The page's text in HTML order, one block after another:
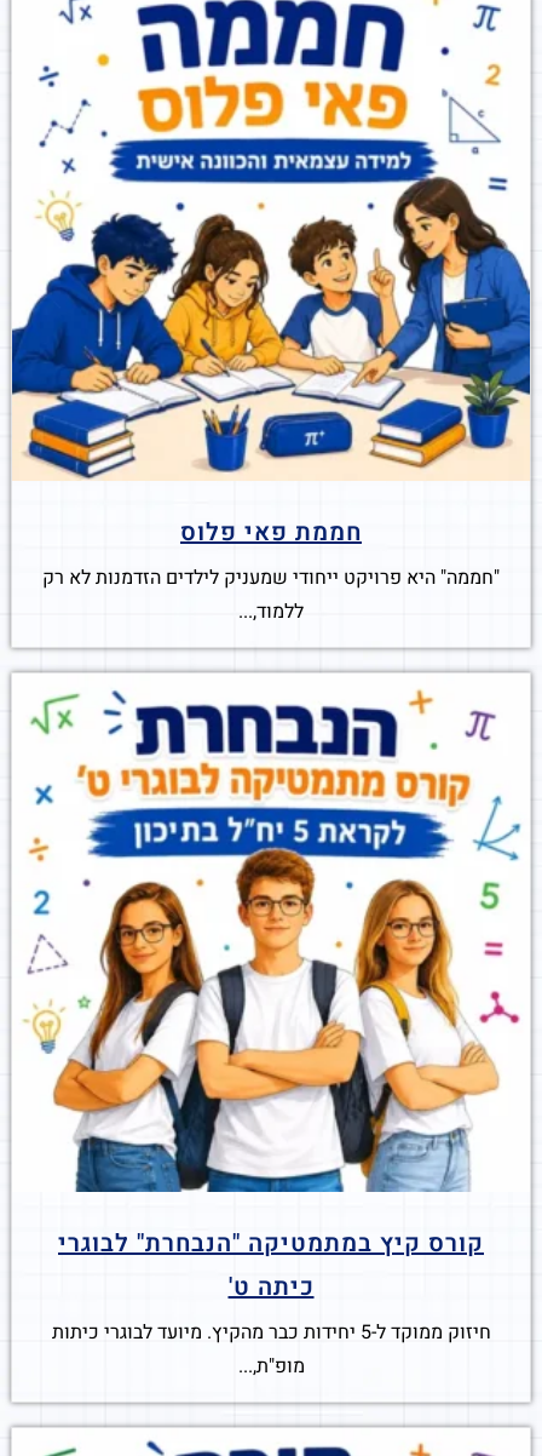
חממת פאי פלוס
"חממה" היא פרויקט ייחודי שמעניק לילדים הזדמנות לא רק
ללמוד,...
קורס קיץ במתמטיקה "הנבחרת" לבוגרי
כיתה ט'
חיזוק ממוקד ל-5 יחידות כבר מהקיץ. מיועד לבוגרי כיתות
מופ"ת,...